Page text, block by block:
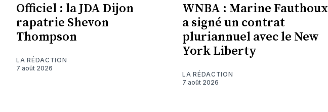
Officiel : la JDA Dijon
rapatrie Shevon
Thompson
LA RÉDACTION
7 août 2026
WNBA : Marine Fauthoux
a signé un contrat
pluriannuel avec le New
York Liberty
LA RÉDACTION
7 août 2026